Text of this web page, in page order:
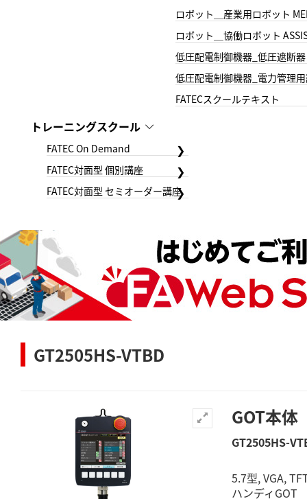
ロボット＿産業用ロボット
ロボット＿協働ロボット
低圧配電制御機器_低圧遮断器
低圧配電制御機器_電力管理
FATECスクールテキスト
トレーニングスクール
FATEC On Demand
FATEC対面型 個別講座
FATEC対面型 セミオーダー講座
GT2505HS-VTBD
GOT本体
GT2505HS-
5.7型, VGA,
ハンディGOT